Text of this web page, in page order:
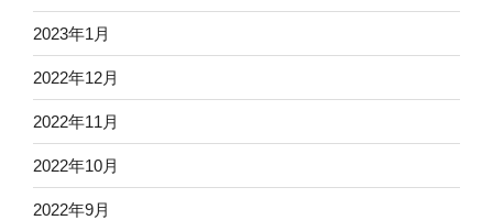
2023年1月
2022年12月
2022年11月
2022年10月
2022年9月